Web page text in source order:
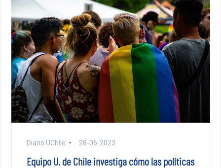
Diario UChile 28-06-2023
Equipo U. de Chile investiga cómo las políticas